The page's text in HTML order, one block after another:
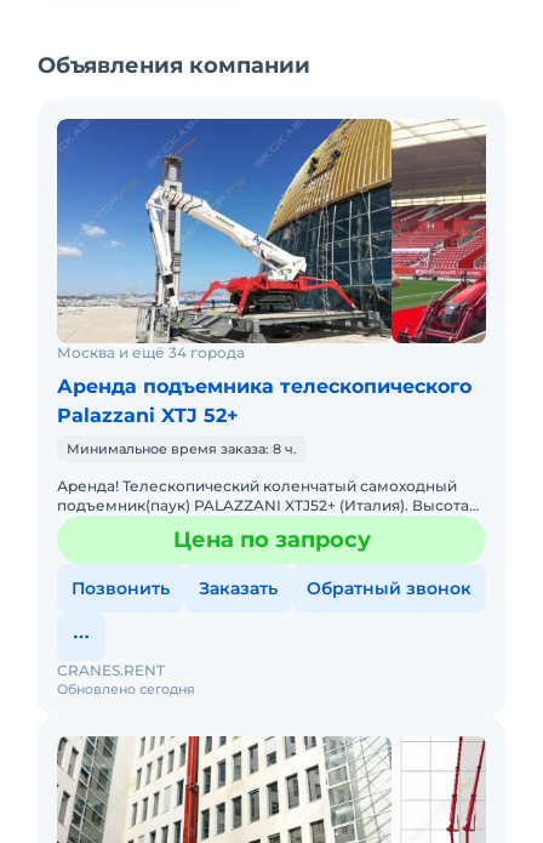
Объявления компании
Москва и ещё 34 города
Аренда подъемника телескопического
Palazzani XTJ 52+
Минимальное время заказа: 8 ч.
Аренда! Телескопический коленчатый самоходный
подъемник(паук) PALAZZANI XTJ52+ (Италия). Высота
подъема 52 м, Горизонтальный вылет 20 м. Тип
питания: Дизель + ЭЦена по запросу
Позвонить Заказать Обратный звонок
Обновлено сегодня
CRANES.RENT